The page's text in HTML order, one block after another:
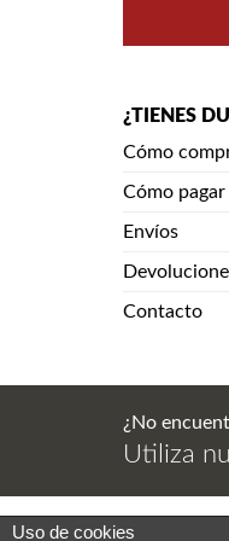
¿TIENES
Cómo
Cómo pagar
Envíos
Contacto
¿No
Utiliza
Aviso Legal.
Uso de cookies